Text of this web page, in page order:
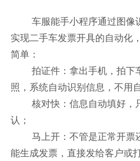
车服能手小程序通过图像
实现二手车发票开具的自动化
简单：
拍证件：拿出手机，拍下
照，系统自动识别信息，不用
核对快：信息自动填好，
认；
马上开：不管是正常开票
能生成发票，直接发给客户或